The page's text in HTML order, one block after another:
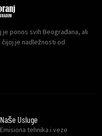
ponos svih Beograđana, ali
čijoj je nadležnosti od
Naše Usluge
Emisiona tehnika i veze